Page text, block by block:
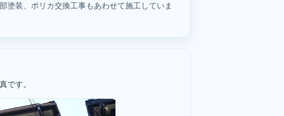
塗装、ポリカ交換工事もあわせて施工していま
です。